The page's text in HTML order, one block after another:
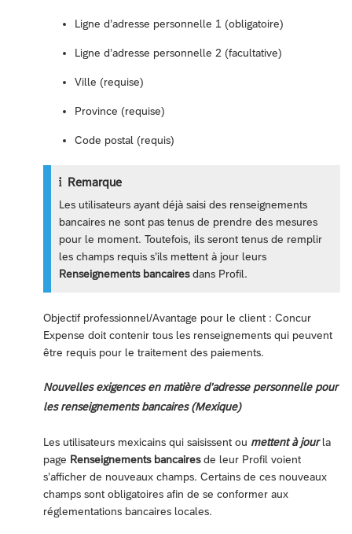
Ligne d’adresse personnelle 1 (obligatoire)
Ligne d’adresse personnelle 2 (facultative)
Ville (requise)
Province (requise)
Code postal (requis)
Remarque
Les utilisateurs ayant déjà saisi des renseignements
bancaires ne sont pas tenus de prendre des mesures
pour le moment. Toutefois, ils seront tenus de remplir
les champs requis s’ils mettent à jour leurs
Renseignements bancairesdans Profil.
Objectif professionnel/Avantage pour le client : Concur
Expense doit contenir tous les renseignements qui peuvent
être requis pour le traitement des paiements.
Nouvelles exigences en matière d’adresse personnelle pour
les renseignements bancaires (Mexique)
Les utilisateurs mexicains qui saisissent ou mettent à jourla
page Renseignements bancairesde leur Profil voient
s’afficher de nouveaux champs. Certains de ces nouveaux
champs sont obligatoires afin de se conformer aux
réglementations bancaires locales.